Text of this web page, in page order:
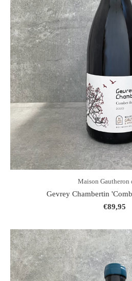
Maison Gautheron
Gevrey Chambertin
€89,95